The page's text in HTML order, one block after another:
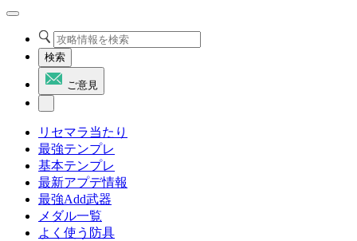
検索
ご意見
リセマラ当たり
最強テンプレ
基本テンプレ
最新アプデ情報
最強Add武器
メダル一覧
よく使う防具